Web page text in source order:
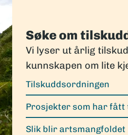
Søke om
Vi lyser ut årlig
kunnskapen om lite
Tilskuddsordningen
Prosjekter som har fått
Slik blir